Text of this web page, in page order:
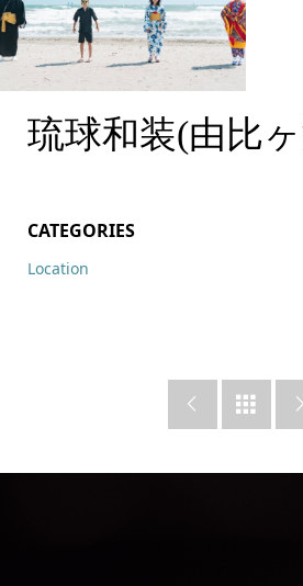
琉球和装(由比
CATEGORIES
Location
  